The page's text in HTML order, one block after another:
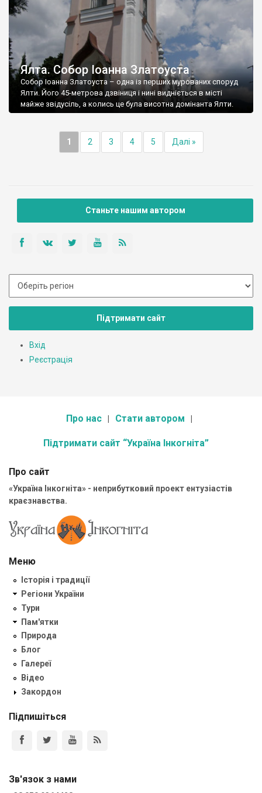
Ялта. Собор Іоанна Златоуста
Собор Іоанна Златоуста – одна із перших мурованих споруд
Ялти. Його 45-метрова дзвіниця і нині видніється в місті
майже звідусіль, а колись це була висотна домінанта Ялти.
1 2 3 4 5 Далі »
Станьте нашим автором
Підтримати сайт
Вхід
Реєстрація
Про нас Стати автором
Підтримати сайт “Україна Інкогніта”
Про сайт
«Україна Інкогніта» - неприбутковий проект ентузіастів
краєзнавства.
Меню
Історія і традиції
Регіони України
Тури
Пам'ятки
Природа
Блог
Галереї
Відео
Закордон
Підпишіться
Зв'язок з нами